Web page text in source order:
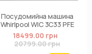
Посудомийна машина
Whirlpool WIC 3C33 PFE
18499.00 грн
20799.00 грн